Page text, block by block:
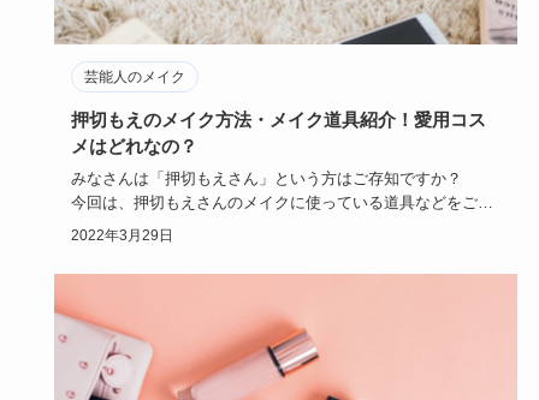
芸能人のメイク
押切もえのメイク方法・メイク道具紹介！愛用コス
メはどれなの？
みなさんは「押切もえさん」という方はご存知ですか？
今回は、押切もえさんのメイクに使っている道具などをご紹
介していきたい…
2022年3月29日